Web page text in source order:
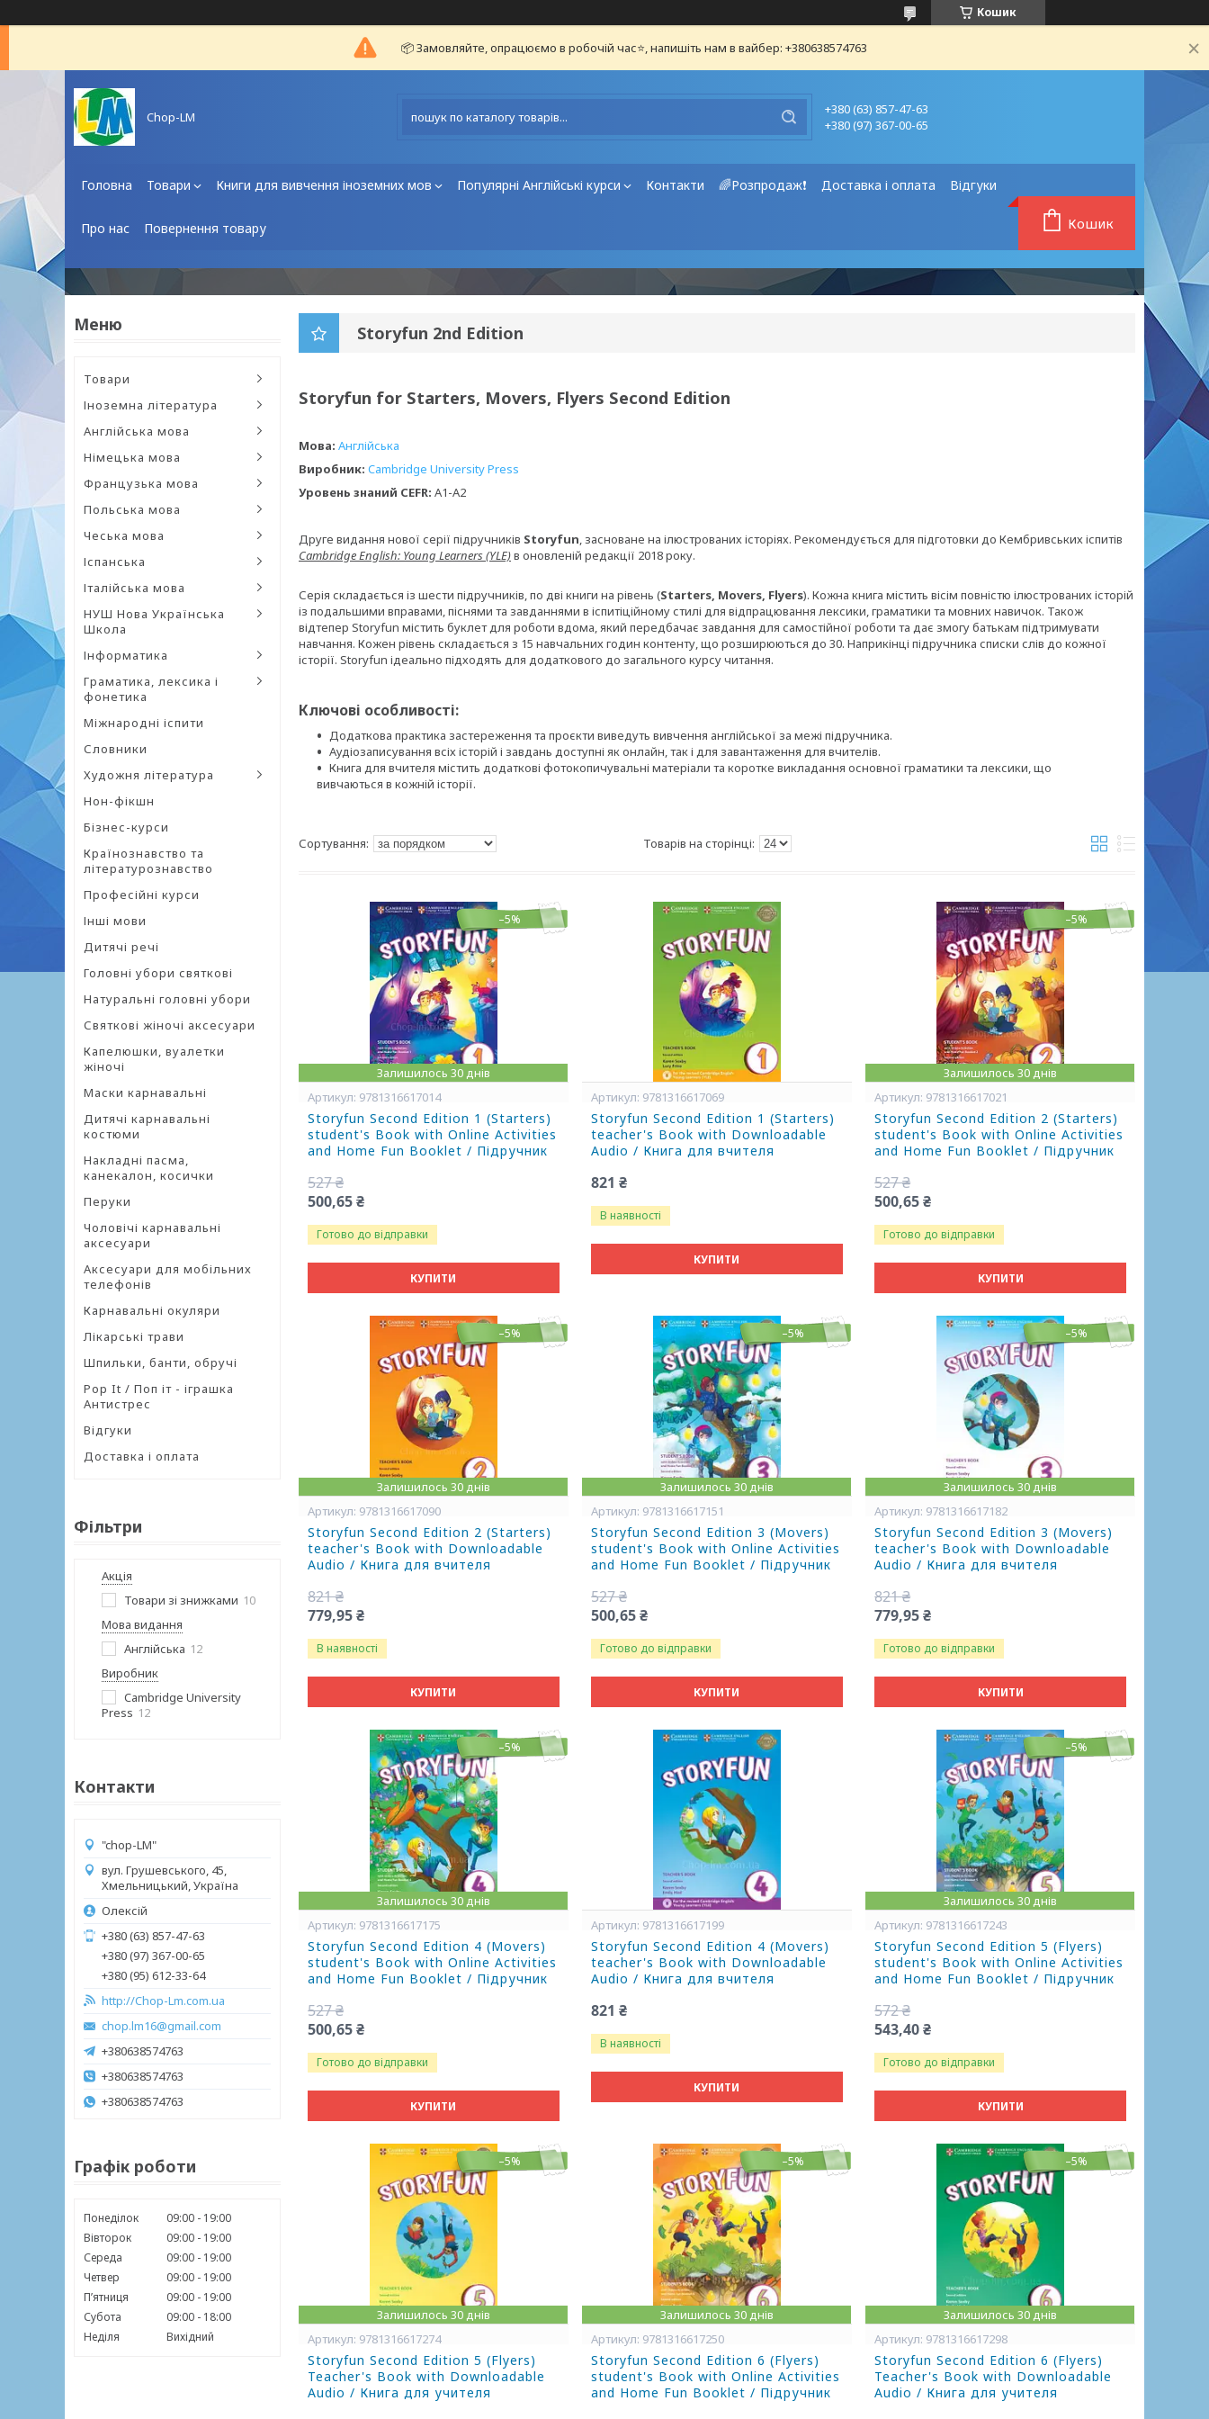
Кошик
📦 Замовляйте, опрацюємо в робочій час⭐, напишіть нам в вайбер: +380638574763
Chop-LM
+380 (63) 857-47-63
+380 (97) 367-00-65
Головна Товари Книги для вивчення іноземних мов Популярні Англійські курси Контакти 🌈Розпродаж❗ Доставка і оплата Відгуки
Про нас Повернення товару Кошик
Товари
Іноземна література
Англійська мова
Німецька мова
Французька мова
Польська мова
Чеська мова
Іспанська
Італійська мова
НУШ Нова Українська
Школа
Інформатика
Граматика, лексика і
фонетика
Міжнародні іспити
Словники
Художня література
Нон-фікшн
Бізнес-курси
Країнознавство та
літературознавство
Професійні курси
Інші мови
Дитячі речі
Головні убори святкові
Натуральні головні убори
Святкові жіночі аксесуари
Капелюшки, вуалетки
жіночі
Маски карнавальні
Дитячі карнавальні
костюми
Накладні пасма,
канекалон, косички
Перуки
Чоловічі карнавальні
аксесуари
Аксесуари для мобільних
телефонів
Карнавальні окуляри
Лікарські трави
Шпильки, банти, обручі
Pop It / Поп іт - іграшка
Антистрес
Відгуки
Доставка і оплата
Фільтри
Акція
Товари зі знижками 10
Мова видання
Англійська 12
Виробник
Cambridge University
Press 12
Контакти
"chop-LM"
вул. Грушевського, 45,
Хмельницький, Україна
Олексій
+380 (63) 857-47-63
+380 (97) 367-00-65
+380 (95) 612-33-64
http://Chop-Lm.com.ua
chop.lm16@gmail.com
+380638574763
+380638574763
+380638574763
Графік роботи
Понеділок 09:00
19:00
Вівторок
09:00
19:00
Середа
09:00
19:00
Четвер
09:00
19:00
Пʼятниця
09:00
19:00
Субота
09:00
18:00
Неділя
Вихідний
Storyfun 2nd Edition
Storyfun for Starters, Movers, Flyers Second Edition
Мова: Англійська
Виробник: Cambridge University Press
Уровень знаний CEFR: A1-A2
Друге видання нової серії підручників Storyfun, засноване на ілюстрованих історіях. Рекомендується для підготовки до Кембривських іспитів
Cambridge English: Young Learners (YLE)в оновленій редакції 2018 року.
Серія складається із шести підручників, по дві книги на рівень (Starters, Movers, Flyers). Кожна книга містить вісім повністю ілюстрованих історій
із подальшими вправами, піснями та завданнями в іспитіційному стилі для відпрацювання лексики, граматики та мовних навичок. Також
відтепер Storyfun містить буклет для роботи вдома, який передбачає завдання для самостійної роботи та дає змогу батькам підтримувати
навчання. Кожен рівень складається з 15 навчальних годин контенту, що розширюються до 30. Наприкінці підручника списки слів до кожної
історії. Storyfun ідеально підходять для додаткового до загального курсу читання.
Ключові особливості:
Додаткова практика застереження та проєкти виведуть вивчення англійської за межі підручника.
Аудіозаписування всіх історій і завдань доступні як онлайн, так і для завантаження для вчителів.
Книга для вчителя містить додаткові фотокопичувальні матеріали та коротке викладання основної граматики та лексики, що
вивчаються в кожній історії.
–5%
Залишилось 30 днів
9781316617014
Storyfun Second Edition 1 (Starters)
student's Book with Online Activities
and Home Fun Booklet / Підручник
527 ₴
500,65 ₴
Готово до відправки
КУПИТИ
9781316617069
Storyfun Second Edition 1 (Starters)
teacher's Book with Downloadable
Audio / Книга для вчителя
821 ₴
В наявності
КУПИТИ
–5%
Залишилось 30 днів
9781316617021
Storyfun Second Edition 2 (Starters)
student's Book with Online Activities
and Home Fun Booklet / Підручник
527 ₴
500,65 ₴
Готово до відправки
КУПИТИ
–5%
Залишилось 30 днів
9781316617090
Storyfun Second Edition 2 (Starters)
teacher's Book with Downloadable
Audio / Книга для вчителя
821 ₴
779,95 ₴
В наявності
КУПИТИ
–5%
Залишилось 30 днів
9781316617151
Storyfun Second Edition 3 (Movers)
student's Book with Online Activities
and Home Fun Booklet / Підручник
527 ₴
500,65 ₴
Готово до відправки
КУПИТИ
–5%
Залишилось 30 днів
9781316617182
Storyfun Second Edition 3 (Movers)
teacher's Book with Downloadable
Audio / Книга для вчителя
821 ₴
779,95 ₴
Готово до відправки
КУПИТИ
–5%
Залишилось 30 днів
9781316617175
Storyfun Second Edition 4 (Movers)
student's Book with Online Activities
and Home Fun Booklet / Підручник
527 ₴
500,65 ₴
Готово до відправки
КУПИТИ
9781316617199
Storyfun Second Edition 4 (Movers)
teacher's Book with Downloadable
Audio / Книга для вчителя
821 ₴
В наявності
КУПИТИ
–5%
Залишилось 30 днів
9781316617243
Storyfun Second Edition 5 (Flyers)
student's Book with Online Activities
and Home Fun Booklet / Підручник
572 ₴
543,40 ₴
Готово до відправки
КУПИТИ
–5%
Залишилось 30 днів
9781316617274
Storyfun Second Edition 5 (Flyers)
Teacher's Book with Downloadable
Audio / Книга для учителя
–5%
Залишилось 30 днів
9781316617250
Storyfun Second Edition 6 (Flyers)
student's Book with Online Activities
and Home Fun Booklet / Підручник
–5%
Залишилось 30 днів
9781316617298
Storyfun Second Edition 6 (Flyers)
Teacher's Book with Downloadable
Audio / Книга для учителя